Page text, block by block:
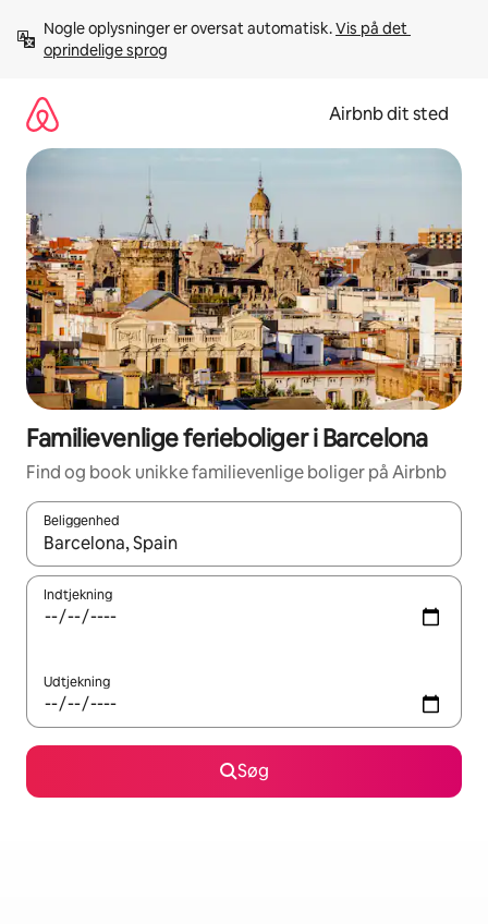
videre
Nogle oplysninger er oversat automatisk. Vis på det
oprindelige sprog
Airbnb dit sted
Familievenlige ferieboliger i Barcelona
Find og book unikke familievenlige boliger på Airbnb
Beliggenhed
Når resultaterne er tilgængelige, skal du navigere med
Indtjekning
Udtjekning
Søg